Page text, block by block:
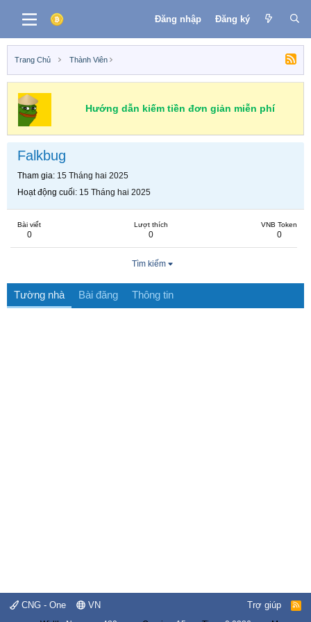
Đăng nhập Đăng ký
Trang Chủ Thành Viên
Hướng dẫn kiếm tiền đơn giản miễn phí
Falkbug
Tham gia 15 Tháng hai 2025
Hoạt động cuối 15 Tháng hai 2025
Bài viết
0
Lượt thích
0
VNB Token
0
Tìm kiếm
Tường nhà Bài đăng Thông tin
CNG - One VN Trợ giúp
R